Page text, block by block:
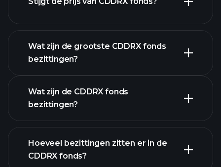
geavanceerde
grafiek
fonds grafiek
Wat zijn de grootste CDDRX fonds
bezittingen?
bezittingen
Wat zijn de CDDRX fonds
bezittingen?
Hoeveel bezittingen zitten er in de
CDDRX fonds?